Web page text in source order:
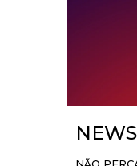
NÃO